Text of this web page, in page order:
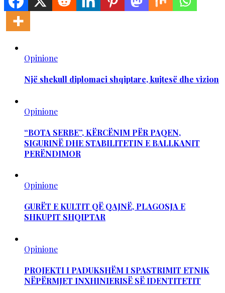
Opinione
Një shekull diplomaci shqiptare, kujtesë dhe vizion
Opinione
“BOTA SERBE”, KËRCËNIM PËR PAQEN,
SIGURINË DHE STABILITETIN E BALLKANIT
PERËNDIMOR
Opinione
GURËT E KULTIT QË QAJNË, PLAGOSJA E
SHKUPIT SHQIPTAR
Opinione
PROJEKTI I PADUKSHËM I SPASTRIMIT ETNIK
NËPËRMJET INXHINIERISË SË IDENTITETIT